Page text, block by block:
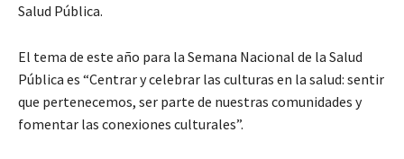
Salud Pública.
El tema de este año para la Semana Nacional de la Salud
Pública es “Centrar y celebrar las culturas en la salud: sentir
que pertenecemos, ser parte de nuestras comunidades y
fomentar las conexiones culturales”.